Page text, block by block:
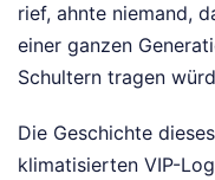
rief, ahnte niemand,
einer ganzen
Schultern tragen
Die Geschichte
klimatisierten VIP-